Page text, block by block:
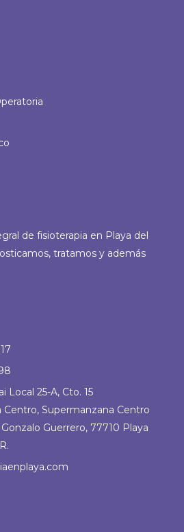
de fisioterapia en Playa del
tratamos y además
Local 25-A, Cto. 15
Centro, Supermanzana Centro
Guerrero, 77710 Playa